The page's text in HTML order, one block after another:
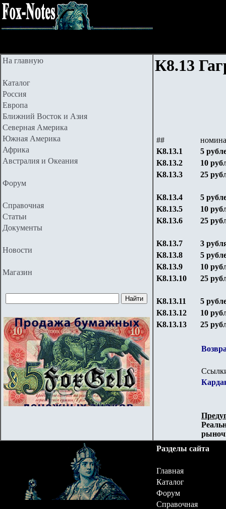
На главную
Каталог
Россия
Европа
Ближний Восток и Азия
Северная Америка
Южная Америка
Африка
Австралия и Океания
Форум
Справочная
Статьи
Документы
Новости
Магазин
К8.13
##
K8.13.1
5
K8.13.2
10
K8.13.3
25
K8.13.4
5
K8.13.5
10
K8.13.6
25
K8.13.7
3
K8.13.8
5
K8.13.9
10
K8.13.10
25
K8.13.11
5
K8.13.12
10
K8.13.13
25
Разделы сайта
Главная
Каталог
Форум
Справочная